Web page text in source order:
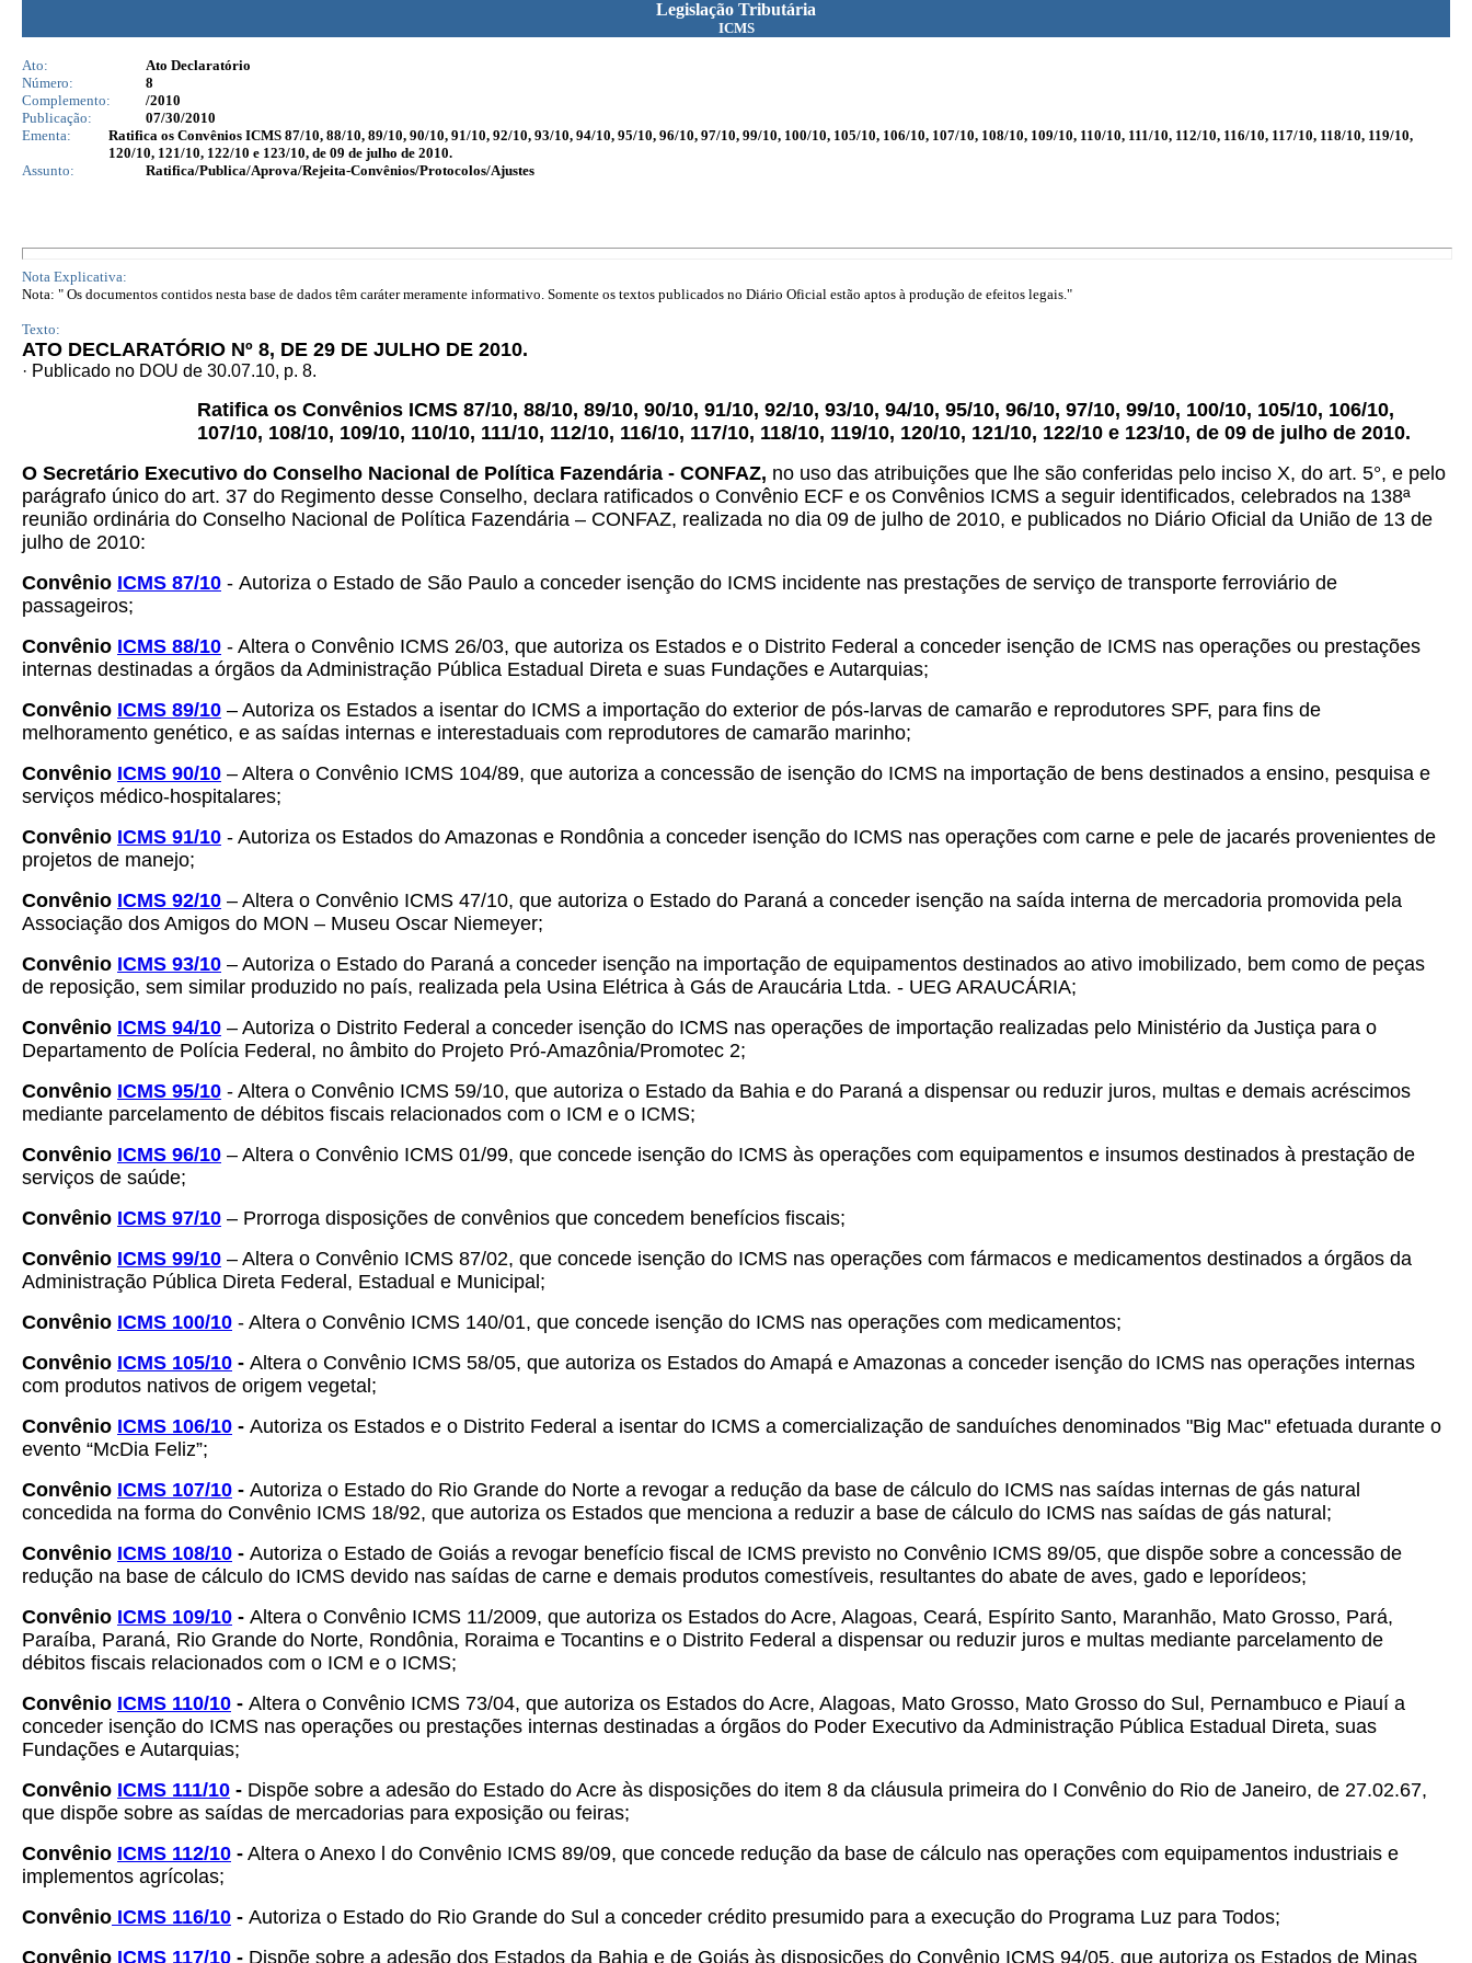
Legislação Tributária
ICMS
Ato:
Ato Declaratório
Número:
8
Complemento:
/2010
Publicação:
07/30/2010
Ementa:
Ratifica os Convênios ICMS 87/10, 88/10, 89/10, 90/10, 91/10, 92/10, 93/10, 94/10, 95/10, 96/10, 97/10, 99/10, 100/10, 105/10, 106/10, 107/10, 108/10, 109/10, 110/10, 111/10, 112/10, 116/10, 117/10, 118/10, 119/10,
120/10, 121/10, 122/10 e 123/10, de 09 de julho de 2010.
Assunto:
Ratifica/Publica/Aprova/Rejeita-Convênios/Protocolos/Ajustes
Nota Explicativa:
Nota: " Os documentos contidos nesta base de dados têm caráter meramente informativo. Somente os textos publicados no Diário Oficial estão aptos à produção de efeitos legais."
Texto:
ATO DECLARATÓRIO Nº 8, DE 29 DE JULHO DE 2010.
· Publicado no DOU de 30.07.10, p. 8.
Ratifica os Convênios ICMS 87/10, 88/10, 89/10, 90/10, 91/10, 92/10, 93/10, 94/10, 95/10, 96/10, 97/10, 99/10, 100/10, 105/10, 106/10,
107/10, 108/10, 109/10, 110/10, 111/10, 112/10, 116/10, 117/10, 118/10, 119/10, 120/10, 121/10, 122/10 e 123/10, de 09 de julho de 2010.
O Secretário Executivo do Conselho Nacional de Política Fazendária - CONFAZ, no uso das atribuições que lhe são conferidas pelo inciso X, do art. 5°, e pelo
parágrafo único do art. 37 do Regimento desse Conselho, declara ratificados o Convênio ECF e os Convênios ICMS a seguir identificados, celebrados na 138ª
reunião ordinária do Conselho Nacional de Política Fazendária – CONFAZ, realizada no dia 09 de julho de 2010, e publicados no Diário Oficial da União de 13 de
julho de 2010:
Convênio ICMS 87/10 - Autoriza o Estado de São Paulo a conceder isenção do ICMS incidente nas prestações de serviço de transporte ferroviário de
passageiros;
Convênio ICMS 88/10 - Altera o Convênio ICMS 26/03, que autoriza os Estados e o Distrito Federal a conceder isenção de ICMS nas operações ou prestações
internas destinadas a órgãos da Administração Pública Estadual Direta e suas Fundações e Autarquias;
Convênio ICMS 89/10 – Autoriza os Estados a isentar do ICMS a importação do exterior de pós-larvas de camarão e reprodutores SPF, para fins de
melhoramento genético, e as saídas internas e interestaduais com reprodutores de camarão marinho;
Convênio ICMS 90/10 – Altera o Convênio ICMS 104/89, que autoriza a concessão de isenção do ICMS na importação de bens destinados a ensino, pesquisa e
serviços médico-hospitalares;
Convênio ICMS 91/10 - Autoriza os Estados do Amazonas e Rondônia a conceder isenção do ICMS nas operações com carne e pele de jacarés provenientes de
projetos de manejo;
Convênio ICMS 92/10 – Altera o Convênio ICMS 47/10, que autoriza o Estado do Paraná a conceder isenção na saída interna de mercadoria promovida pela
Associação dos Amigos do MON – Museu Oscar Niemeyer;
Convênio ICMS 93/10 – Autoriza o Estado do Paraná a conceder isenção na importação de equipamentos destinados ao ativo imobilizado, bem como de peças
de reposição, sem similar produzido no país, realizada pela Usina Elétrica à Gás de Araucária Ltda. - UEG ARAUCÁRIA;
Convênio ICMS 94/10 – Autoriza o Distrito Federal a conceder isenção do ICMS nas operações de importação realizadas pelo Ministério da Justiça para o
Departamento de Polícia Federal, no âmbito do Projeto Pró-Amazônia/Promotec 2;
Convênio ICMS 95/10 - Altera o Convênio ICMS 59/10, que autoriza o Estado da Bahia e do Paraná a dispensar ou reduzir juros, multas e demais acréscimos
mediante parcelamento de débitos fiscais relacionados com o ICM e o ICMS;
Convênio ICMS 96/10 – Altera o Convênio ICMS 01/99, que concede isenção do ICMS às operações com equipamentos e insumos destinados à prestação de
serviços de saúde;
Convênio ICMS 97/10 – Prorroga disposições de convênios que concedem benefícios fiscais;
Convênio ICMS 99/10 – Altera o Convênio ICMS 87/02, que concede isenção do ICMS nas operações com fármacos e medicamentos destinados a órgãos da
Administração Pública Direta Federal, Estadual e Municipal;
Convênio ICMS 100/10 - Altera o Convênio ICMS 140/01, que concede isenção do ICMS nas operações com medicamentos;
Convênio ICMS 105/10 - Altera o Convênio ICMS 58/05, que autoriza os Estados do Amapá e Amazonas a conceder isenção do ICMS nas operações internas
com produtos nativos de origem vegetal;
Convênio ICMS 106/10 - Autoriza os Estados e o Distrito Federal a isentar do ICMS a comercialização de sanduíches denominados "Big Mac" efetuada durante o
evento “McDia Feliz”;
Convênio ICMS 107/10 - Autoriza o Estado do Rio Grande do Norte a revogar a redução da base de cálculo do ICMS nas saídas internas de gás natural
concedida na forma do Convênio ICMS 18/92, que autoriza os Estados que menciona a reduzir a base de cálculo do ICMS nas saídas de gás natural;
Convênio ICMS 108/10 - Autoriza o Estado de Goiás a revogar benefício fiscal de ICMS previsto no Convênio ICMS 89/05, que dispõe sobre a concessão de
redução na base de cálculo do ICMS devido nas saídas de carne e demais produtos comestíveis, resultantes do abate de aves, gado e leporídeos;
Convênio ICMS 109/10 - Altera o Convênio ICMS 11/2009, que autoriza os Estados do Acre, Alagoas, Ceará, Espírito Santo, Maranhão, Mato Grosso, Pará,
Paraíba, Paraná, Rio Grande do Norte, Rondônia, Roraima e Tocantins e o Distrito Federal a dispensar ou reduzir juros e multas mediante parcelamento de
débitos fiscais relacionados com o ICM e o ICMS;
Convênio ICMS 110/10 - Altera o Convênio ICMS 73/04, que autoriza os Estados do Acre, Alagoas, Mato Grosso, Mato Grosso do Sul, Pernambuco e Piauí a
conceder isenção do ICMS nas operações ou prestações internas destinadas a órgãos do Poder Executivo da Administração Pública Estadual Direta, suas
Fundações e Autarquias;
Convênio ICMS 111/10 - Dispõe sobre a adesão do Estado do Acre às disposições do item 8 da cláusula primeira do I Convênio do Rio de Janeiro, de 27.02.67,
que dispõe sobre as saídas de mercadorias para exposição ou feiras;
Convênio ICMS 112/10 - Altera o Anexo l do Convênio ICMS 89/09, que concede redução da base de cálculo nas operações com equipamentos industriais e
implementos agrícolas;
Convênio ICMS 116/10 - Autoriza o Estado do Rio Grande do Sul a conceder crédito presumido para a execução do Programa Luz para Todos;
Convênio ICMS 117/10 - Dispõe sobre a adesão dos Estados da Bahia e de Goiás às disposições do Convênio ICMS 94/05, que autoriza os Estados de Minas